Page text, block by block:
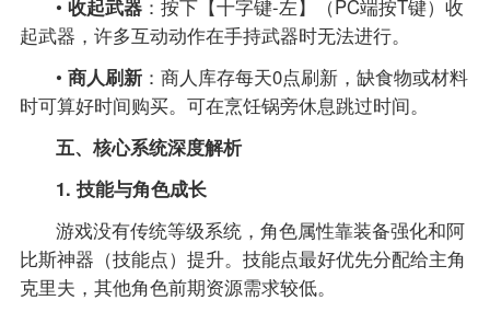
•收起武器 ：按下【十字键-左】（PC端按T键）收
起武器，许多互动动作在手持武器时无法进行。
•商人刷新 ：商人库存每天0点刷新，缺食物或材料
时可算好时间购买。可在烹饪锅旁休息跳过时间。
五、核心系统深度解析
1. 技能与角色成长
游戏没有传统等级系统，角色属性靠装备强化和阿
比斯神器（技能点）提升。技能点最好优先分配给主角
克里夫，其他角色前期资源需求较低。